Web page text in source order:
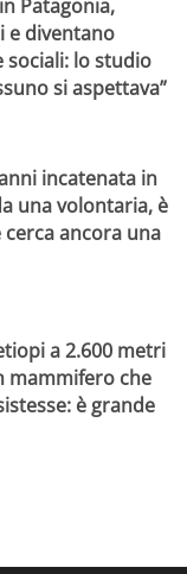
Patagonia,
e diventano
sociali: lo studio
si aspettava”
incatenata in
una volontaria, è
ancora una
a 2.600 metri
mammifero che
è grande